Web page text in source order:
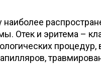
наиболее
Отек и эритема –